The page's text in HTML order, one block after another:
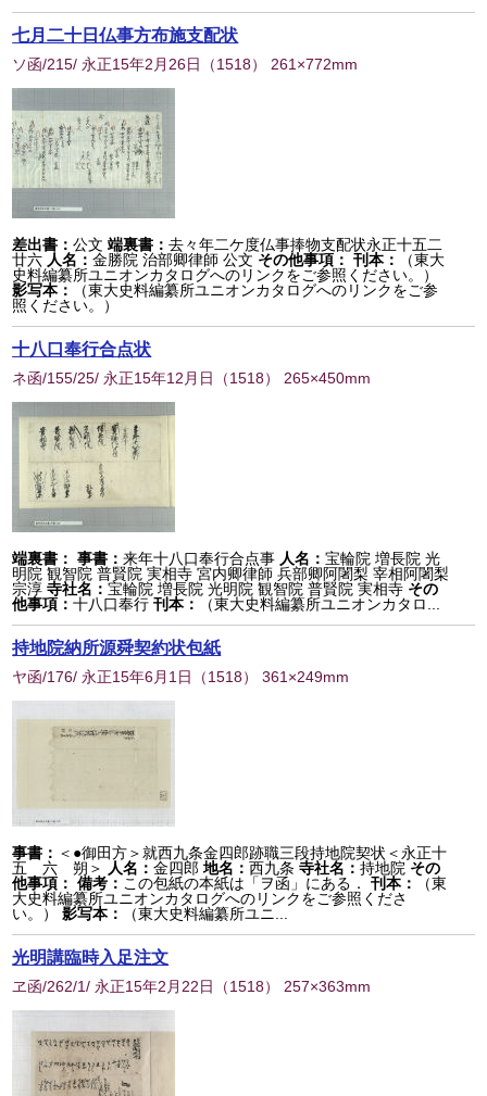
七月二十日仏事方布施支配状
ソ函/215/ 永正15年2月26日 （1518） 261×772mm
差出書：公文 端裏書：去々年二ケ度仏事捧物支配状永正十五二
廿六 人名：金勝院 治部卿律師 公文 その他事項： 刊本：
（東大
史料編纂所ユニオンカタログへのリンクをご参照ください。）
影写本：
（東大史料編纂所ユニオンカタログへのリンクをご参
照ください。）
十八口奉行合点状
ネ函/155/25/ 永正15年12月日 （1518） 265×450mm
端裏書： 事書：来年十八口奉行合点事 人名：宝輪院 増長院 光
明院 観智院 普賢院 実相寺 宮内卿律師 兵部卿阿闍梨 宰相阿闍梨
宗淳 寺社名：宝輪院 増長院 光明院 観智院 普賢院 実相寺 その
他事項：十八口奉行刊本： （東大史料編纂所ユニオンカタロ...
持地院納所源舜契約状包紙
ヤ函/176/ 永正15年6月1日 （1518） 361×249mm
事書： ＜●御田方＞就西九条金四郎跡職三段持地院契状＜永正十
五 六 朔＞
人名：金四郎 地名：西九条 寺社名：持地院 その
他事項： 備考： この包紙の本紙は「ヲ函」にある． 刊本：
（東
大史料編纂所ユニオンカタログへのリンクをご参照くださ
い。）
影写本： （東大史料編纂所ユニ...
光明講臨時入足注文
ヱ函/262/1/ 永正15年2月22日 （1518） 257×363mm